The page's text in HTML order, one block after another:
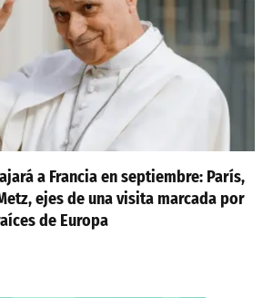
a Francia en septiembre: París,
ejes de una visita marcada por
de Europa